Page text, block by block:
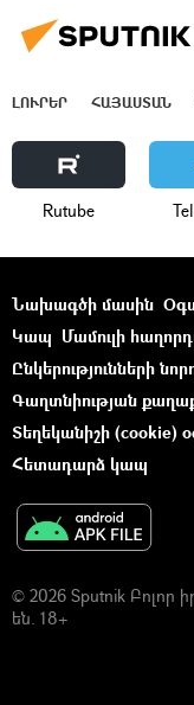
ԼՈՒՐԵՐ ՀԱՅԱՍՏԱՆ
Rutube
Նախագծի մասին
Կապ Մամուլի
Ընկերությունների
Գաղտնիության
Տեղեկանիշի (cookie)
Հետադարձ կապ
© 2026 Sputnik
են. 18+